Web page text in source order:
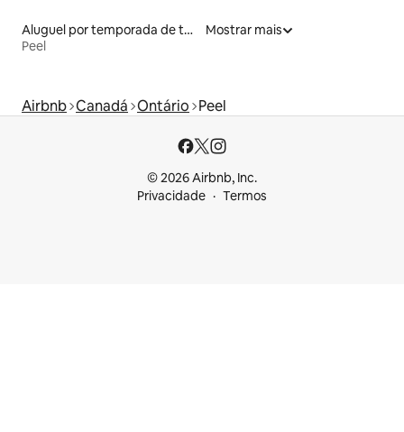
Aluguel por temporada de townhouses
Peel
Mostrar mais
Airbnb Canadá Ontário Peel
© 2026 Airbnb, Inc.
Privacidade
Termos